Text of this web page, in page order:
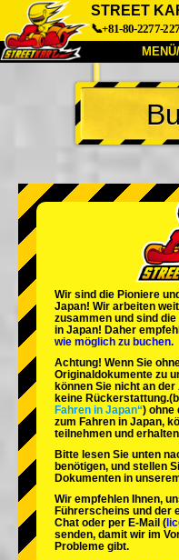
STREET
📞+81-80-2277-
Über uns
Unternehmen
Tokio Shinagawa
Tokio Akihabara#2
Tokio Shibuya Annex
Tokio Asakusa
Okinawa
Wir sind die Pioniere
Japan! Wir arbeiten
zusammen und sind die
in Japan! Daher
wie möglich zu buchen.
Achtung! Wenn Sie
Originaldokumente zu
können Sie nicht an
keine Rückerstattung.
Fahren in Japan“) ohne
zum Fahren in Japan,
teilnehmen und
Bitte lesen Sie unten
benötigen, und stellen
Dokumenten in
Wir empfehlen Ihnen,
Führerscheins und der
Chat oder per E-Mail (
senden, damit wir im
Probleme gibt.